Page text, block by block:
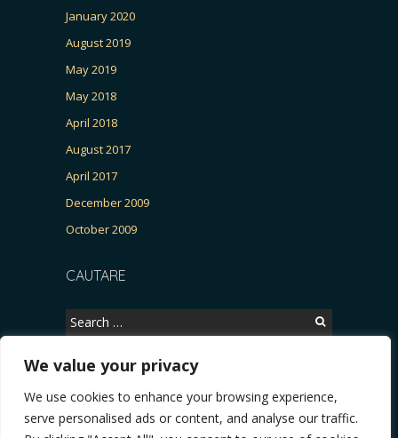
We value your privacy
We use cookies to enhance your browsing experience,
serve personalised ads or content, and analyse our traffic.
January 2020
August 2019
May 2019
May 2018
April 2018
August 2017
April 2017
December 2009
October 2009
CAUTARE
Search
for:
Copyright © 2026, CERTITUDINEA.
Patria, parlamentarele și presa * VIDEO. Viata lui Eminescu (Necenzurat).